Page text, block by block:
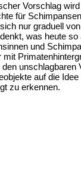
Vorschlag
für
nur graduell
was heute
und
mit
den unschlagbaren
auf die
zu erkennen.